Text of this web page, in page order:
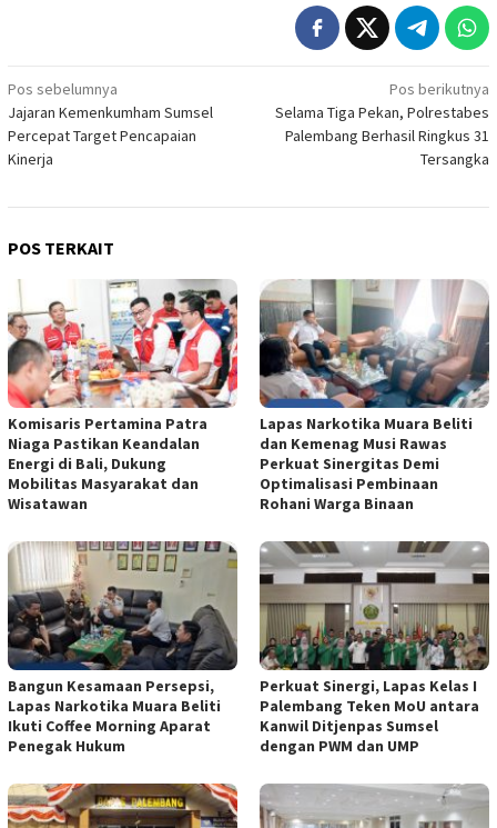
Navigasi
pos
Pos sebelumnya
Jajaran Kemenkumham Sumsel
Percepat Target Pencapaian
Kinerja
Pos berikutnya
Selama Tiga Pekan, Polrestabes
Palembang Berhasil Ringkus 31
Tersangka
POS TERKAIT
Komisaris Pertamina Patra
Niaga Pastikan Keandalan
Energi di Bali, Dukung
Mobilitas Masyarakat dan
Wisatawan
Lapas Narkotika Muara Beliti
dan Kemenag Musi Rawas
Perkuat Sinergitas Demi
Optimalisasi Pembinaan
Rohani Warga Binaan
Bangun Kesamaan Persepsi,
Lapas Narkotika Muara Beliti
Ikuti Coffee Morning Aparat
Penegak Hukum
Perkuat Sinergi, Lapas Kelas I
Palembang Teken MoU antara
Kanwil Ditjenpas Sumsel
dengan PWM dan UMP